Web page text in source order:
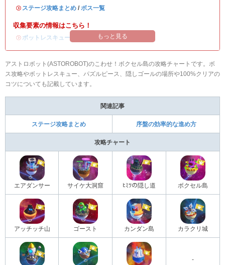
・ ステージ攻略まとめ / ボス一覧
収集要素の情報はこちら！
・ ボットレスキューの場所 パズルピースの場所
もっと見る
アストロボット(ASTOROBOT)のこわせ！ボクセル島の攻略チャートです。ボ
ス攻略やボットレスキュー、パズルピース、隠しゴールの場所や100%クリアの
コツについても記載しています。
関連記事
ステージ攻略まとめ 序盤の効率的な進め方
攻略チャート
エアダンサー サイケ大洞窟 ﾋﾐﾂの隠し道 ボクセル島
アッチッチ山 ゴースト カンダン島 カラクリ城
-